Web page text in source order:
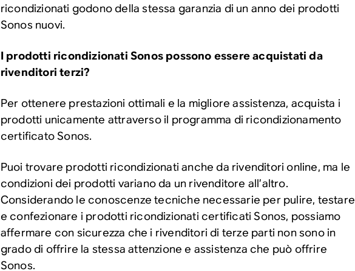
ricondizionati godono della stessa garanzia di un anno dei prodotti
Sonos nuovi.
I prodotti ricondizionati Sonos possono essere acquistati da
rivenditori terzi?
Per ottenere prestazioni ottimali e la migliore assistenza, acquista i
prodotti unicamente attraverso il programma di ricondizionamento
certificato Sonos.
Puoi trovare prodotti ricondizionati anche da rivenditori online, ma le
condizioni dei prodotti variano da un rivenditore all’altro.
Considerando le conoscenze tecniche necessarie per pulire, testare
e confezionare i prodotti ricondizionati certificati Sonos, possiamo
affermare con sicurezza che i rivenditori di terze parti non sono in
grado di offrire la stessa attenzione e assistenza che può offrire
Sonos.